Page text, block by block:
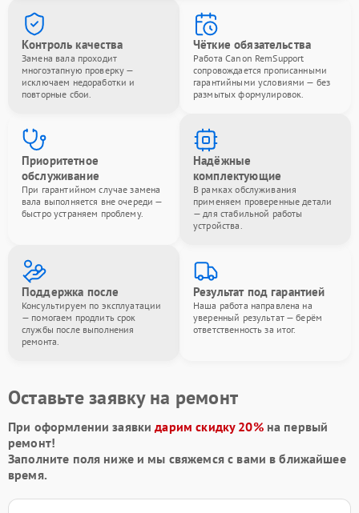
Контроль качества
Замена вала проходит
многоэтапную проверку —
исключаем недоработки и
повторные сбои.
Чёткие обязательства
Работа Canon RemSupport
сопровождается прописанными
гарантийными условиями — без
размытых формулировок.
Приоритетное
обслуживание
При гарантийном случае замена
вала выполняется вне очереди —
быстро устраняем проблему.
Надёжные
комплектующие
В рамках обслуживания
применяем проверенные детали
— для стабильной работы
устройства.
Поддержка после
Консультируем по эксплуатации
— помогаем продлить срок
службы после выполнения
ремонта.
Результат под гарантией
Наша работа направлена на
уверенный результат — берём
ответственность за итог.
Оставьте заявку на ремонт
При оформлении заявкидарим скидку 20%на первый
ремонт!
Заполните поля ниже и мы свяжемся с вами в ближайшее
время.